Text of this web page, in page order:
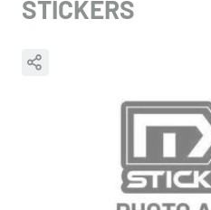
STICKERS